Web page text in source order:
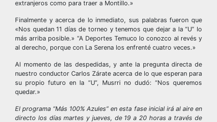
extranjeros como para traer a Montillo.»
Finalmente y acerca de lo inmediato, sus palabras fueron que
«Nos quedan 11 días de torneo y tenemos que dejar a la “U” lo
más arriba posible.» “A Deportes Temuco lo conozco al revés y
al derecho, porque con La Serena los enfrenté cuatro veces.»
Al momento de las despedidas, y ante la pregunta directa de
nuestro conductor Carlos Zárate acerca de lo que esperan para
su propio futuro en la “U”, Musrri no dudó: “Nos queremos
quedar.»
El programa “Más 100% Azules” en esta fase inicial irá al aire en
directo los días martes y jueves, de 19 a 20 horas a través de